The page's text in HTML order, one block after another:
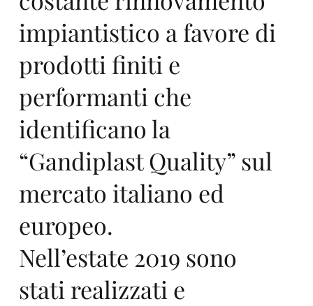
impiantistico a favore di
prodotti finiti e
performanti che
identificano la
“Gandiplast Quality” sul
mercato italiano ed
europeo.
Nell’estate 2019 sono
stati realizzati e
ipl
ast